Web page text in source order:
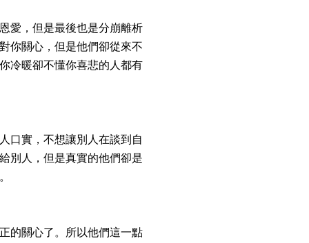
，但是最後也是分崩離析
你關心，但是他們卻從來不
冷暖卻不懂你喜悲的人都有
實，不想讓別人在談到自
別人，但是真實的他們卻是
關心了。所以他們這一點